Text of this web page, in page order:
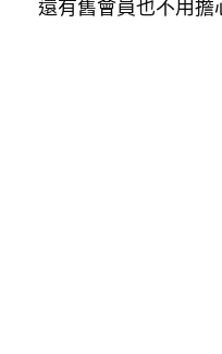
還有舊會員也不用擔